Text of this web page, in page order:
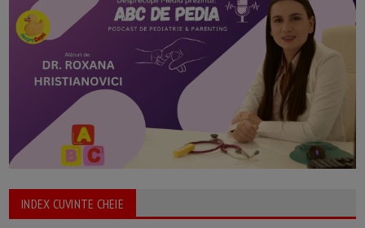
INDEX CUVINTE CHEIE